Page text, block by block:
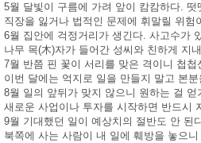
5월 달빛이 구름에 가려 앞이 캄캄하다.
직장을 잃거나 법적인 문제에 휘말릴 위험
6월 집안에 걱정거리가 생긴다. 사고수가
나무 목(木)자가 들어간 성씨와 친하게 지
7월 반쯤 핀 꽃이 서리를 맞은 격이니 첩첩
이번 달에는 억지로 일을 만들지 말고 본
8월 일의 앞뒤가 맞지 않으니 원하는 걸
새로운 사업이나 투자를 시작하면 반드시
9월 기대했던 일이 예상치의 절반도 안 된
북쪽에 사는 사람이 내 일에 훼방을 놓으